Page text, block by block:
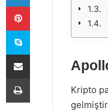
Kripto
Pinterest
Skype
E-Posta ile paylaş